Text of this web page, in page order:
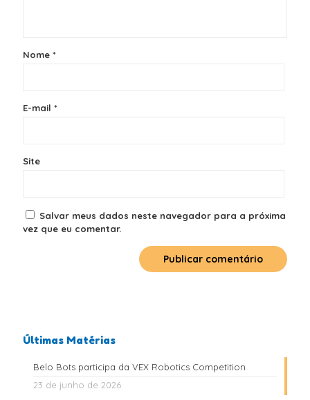
Nome *
E-mail *
Site
Salvar meus dados neste navegador para a próxima
vez que eu comentar.
Últimas Matérias
Belo Bots participa da VEX Robotics Competition
23 de junho de 2026